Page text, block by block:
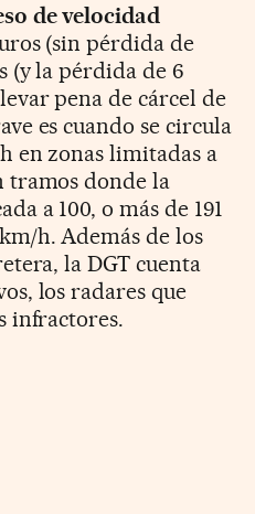
de velocidad
(sin pérdida de
(y la pérdida de 6
pena de cárcel de
es cuando se circula
en zonas limitadas a
tramos donde la
a 100, o más de 191
h. Además de los
la DGT cuenta
los radares que
infractores.